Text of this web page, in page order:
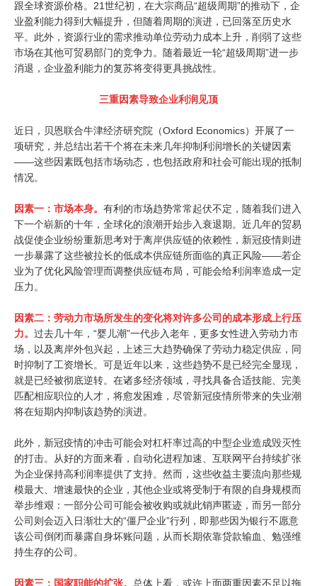
跟全球资源价格。21世纪初，在大宗商品“超级周期”的推动下，企
业盈利能力得到大幅提升，但随着周期的演进，已回落至历史水
平。此外，资源行业的需求推动单位劳动力成本上升，削弱了这些
市场在其他可贸易部门的竞争力。随着最近一轮“超级周期”进一步
消退，企业盈利能力的复苏将变得更具挑战性。
三重因素导致企业利润见顶
近日，贝恩联合牛津经济研究院（Oxford Economics）开展了一
项研究，并总结出若干个将在未来几年抑制利润增长的关键因素
——这些因素既包括市场动态，也包括政府和社会可能出现的抵制
情况。
因素一：市场本身。 有利的市场趋势常常起伏不定，随着我们进入
下一个崭新的十年，全球化的浪潮开始步入衰退期。近几年的贸易
战促使企业纷纷重新思考对于离岸供应链的依赖性，新冠疫情则进
一步暴露了这些被拉长的低成本供应链所面临的真正风险——若企
业为了优化风险管理而调整供应链布局，可能会给利润率造成一定
压力。
因素二：劳动力市场所发生的变化将对许多公司的成本形成上行压
力。 过去几十年，“婴儿潮”一代步入老年，更多女性进入劳动力市
场，以及离岸外包兴起，上述三大趋势确保了劳动力稳定供应，同
时抑制了工资增长。可是近年以来，这些趋势不是已经完全显现，
就是已经被彻底逆转。在诸多经济领域，寻找具备合适技能、完美
匹配相应职位的人才，将愈发困难，尽管新冠疫情所带来的失业潮
将在短期内抑制该趋势的演进。
此外，新冠疫情的冲击可能会对杠杆率过高的中型企业造成毁灭性
的打击。从好的方面来看，自动化进程加速、互联网平台持续扩张
为企业保持高利润率提供了支持。然而，这些收益主要流向那些规
模最大、增速最快的企业，其他企业或将受制于有限的自身规模而
举步维艰：一部分公司可能会被收购或就此销声匿迹，而另一部分
公司则会迈入日渐壮大的“僵尸企业”行列，即那些因为银行不愿意
该公司倒闭而暴露自身坏账问题，从而长期依靠贷款输血、勉强维
持生存的公司。
因素三：国家职能的扩张。 总体上看，或许上面两重因素不足以拖